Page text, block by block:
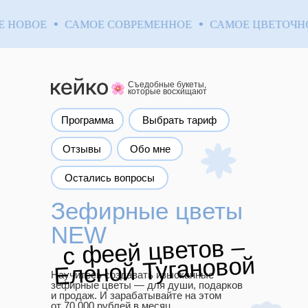
САМОЕ СОВРЕМЕННОЕ САМОЕ
Съедобные букеты,
которые восхищают
Зефирные цветы
NEW
Научитесь создавать изысканные
зефирные цветы — для души, подарков
и продаж. И зарабатывайте на этом
от 70.000 рублей в месяц.
с феей цветов –
Еленой Тугановой
Обо мне
Oтзывы
Oстались вопросы
Выбрать тариф
Программа